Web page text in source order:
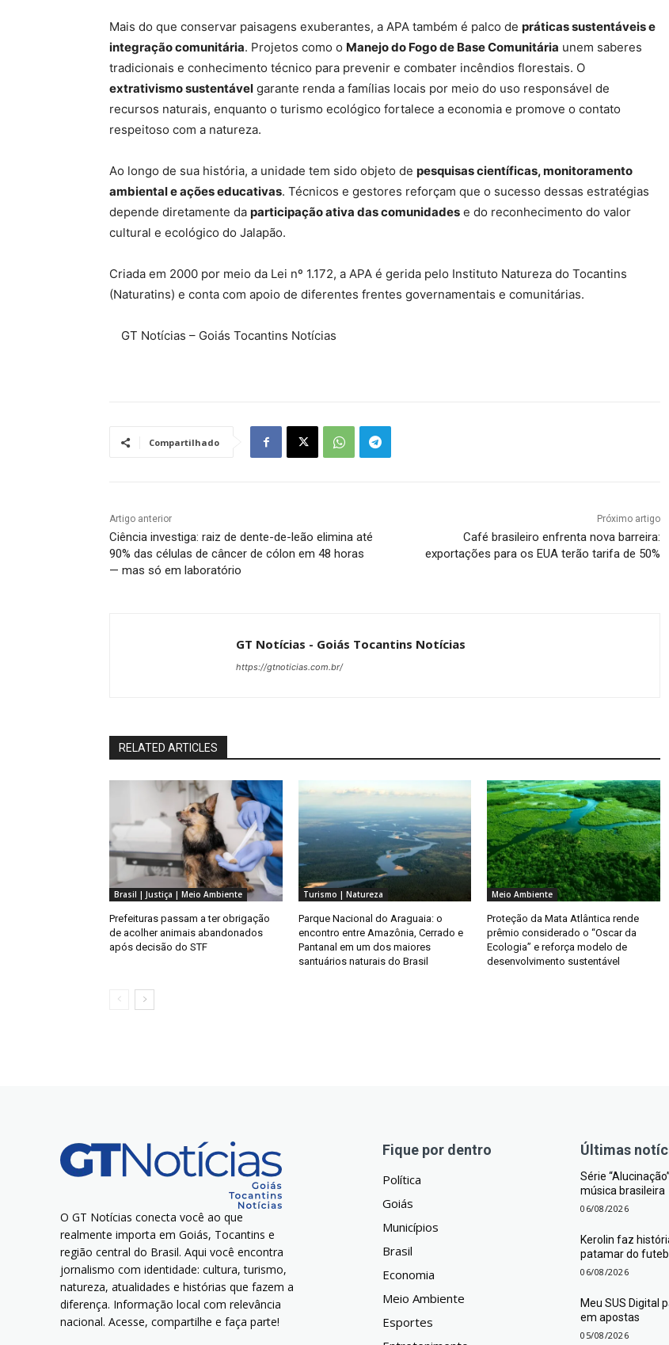
Mais do que conservar paisagens exuberantes, a APA também é palco de práticas sustentáveis e
integração comunitária. Projetos como o Manejo do Fogo de Base Comunitária unem saberes
tradicionais e conhecimento técnico para prevenir e combater incêndios florestais. O
extrativismo sustentável garante renda a famílias locais por meio do uso responsável de
recursos naturais, enquanto o turismo ecológico fortalece a economia e promove o contato
respeitoso com a natureza.
Ao longo de sua história, a unidade tem sido objeto de pesquisas científicas, monitoramento
ambiental e ações educativas. Técnicos e gestores reforçam que o sucesso dessas estratégias
depende diretamente da participação ativa das comunidades e do reconhecimento do valor
cultural e ecológico do Jalapão.
Criada em 2000 por meio da Lei nº 1.172, a APA é gerida pelo Instituto Natureza do Tocantins
(Naturatins) e conta com apoio de diferentes frentes governamentais e comunitárias.
GT Notícias – Goiás Tocantins Notícias
Compartilhado
Artigo anterior
Ciência investiga: raiz de dente-de-leão elimina até
90% das células de câncer de cólon em 48 horas
— mas só em laboratório
Próximo artigo
Café brasileiro enfrenta nova barreira:
exportações para os EUA terão tarifa de 50%
GT Notícias - Goiás Tocantins Notícias
https://gtnoticias.com.br/
RELATED ARTICLES
Brasil | Justiça | Meio Ambiente
Prefeituras passam a ter obrigação
de acolher animais abandonados
após decisão do STF
Turismo | Natureza
Parque Nacional do Araguaia: o
encontro entre Amazônia, Cerrado e
Pantanal em um dos maiores
santuários naturais do Brasil
Meio Ambiente
Proteção da Mata Atlântica rende
prêmio considerado o “Oscar da
Ecologia” e reforça modelo de
desenvolvimento sustentável
O GT Notícias conecta você ao que
realmente importa em Goiás, Tocantins e
região central do Brasil. Aqui você encontra
jornalismo com identidade: cultura, turismo,
natureza, atualidades e histórias que fazem a
diferença. Informação local com relevância
nacional. Acesse, compartilhe e faça parte!
Fique por dentro
Política
Goiás
Municípios
Brasil
Economia
Meio Ambiente
Esportes
Últimas
Série
música brasileira
06/08/2026
Kerolin faz
patamar do
06/08/2026
Meu SUS Digital
em apostas
05/08/2026